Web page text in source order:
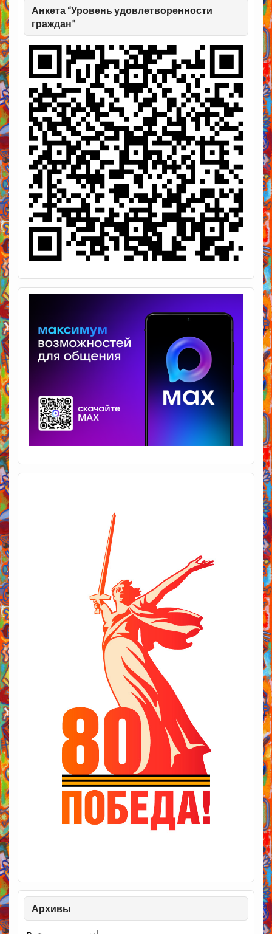
Анкета “Уровень удовлетворенности
граждан”
Архивы